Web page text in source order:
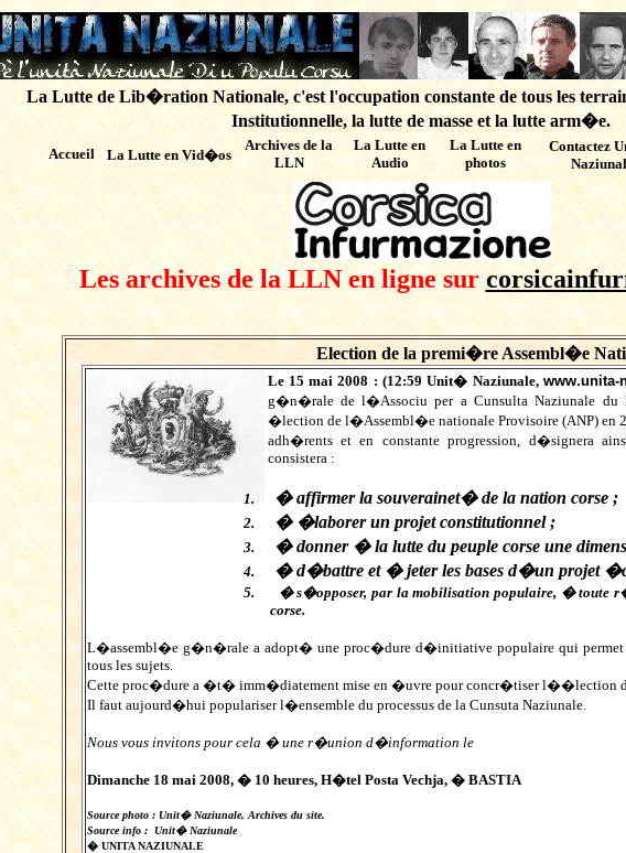
La Lutte de Lib�ration Nationale, c'est l'occupation constante de tous les
Institutionnelle, la lutte de masse et la lutte arm�e.
Accueil La Lutte en Vid�os
Archives de la
LLN
La Lutte en
Audio
La Lutte en
photos
Contactez
Les archives de la LLN en ligne sur
Election de la premi�re Assembl�e
Le 15 mai 2008 : (12:59 Unit� Naziunale, www.unita-
g�n�rale de l�Associu per a Cunsulta Naziunale
�lection de l�Assembl�e nationale Provisoire (ANP) en
adh�rents et en constante progression, d�signera
consistera :
1. � affirmer la souverainet� de la nation corse ;
2. � �laborer un projet constitutionnel ;
3. � donner � la lutte du peuple corse une
4. � d�battre et � jeter les bases d�un projet
5.
� s�opposer, par la mobilisation populaire, � toute
corse.
L�assembl�e g�n�rale a adopt� une proc�dure d�initiative populaire qui permet
tous les sujets.
Cette proc�dure a �t� imm�diatement mise en �uvre pour concr�tiser l��lection
Il faut aujourd�hui populariser l�ensemble du processus de la Cunsuta Naziunale.
Nous vous invitons pour cela � une r�union d�information le
Dimanche 18 mai 2008, � 10 heures, H�tel Posta Vechja, � BASTIA
Source photo : Unit� Naziunale, Archives du site.
Source info : Unit� Naziunale
� UNITA NAZIUNALE